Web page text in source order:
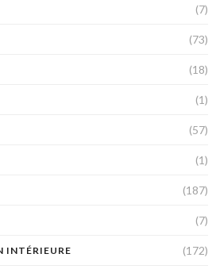
(7)
(73)
(18)
(1)
(57)
(1)
(187)
(7)
INTÉRIEURE (172)